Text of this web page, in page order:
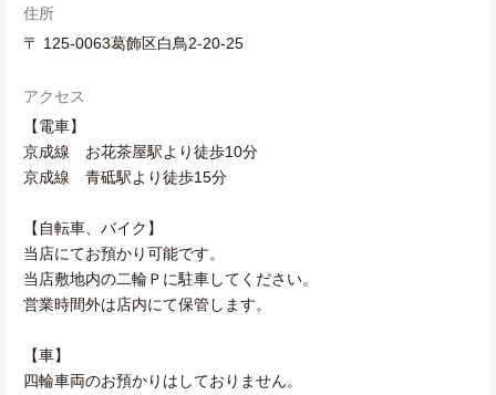
住所
〒 125-0063葛飾区白鳥2-20-25
アクセス
【電車】
京成線 お花茶屋駅より徒歩10分
京成線 青砥駅より徒歩15分
【自転車、バイク】
当店にてお預かり可能です。
当店敷地内の二輪Ｐに駐車してください。
営業時間外は店内にて保管します。
【車】
四輪車両のお預かりはしておりません。